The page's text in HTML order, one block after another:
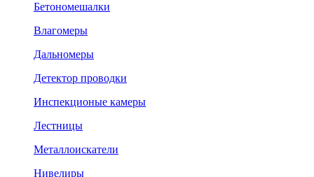
Бетономешалки
Влагомеры
Дальномеры
Детектор проводки
Инспекционые камеры
Лестницы
Металлоискатели
Нивелиры